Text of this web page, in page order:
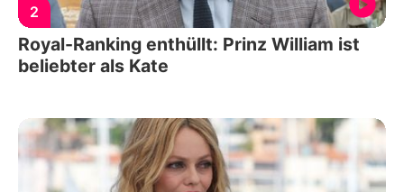
2
Royal-Ranking enthüllt: Prinz William ist
beliebter als Kate